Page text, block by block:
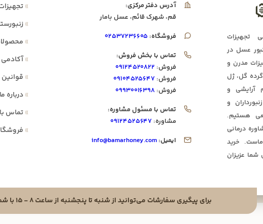
»
»
»
»آکادمی
»
» درباره ما
»تماس
»
آدرس دفتر مرکزی:
قم، شهرک قائم، عسل بامار
فروشگاه: ۰۲۵۳۷۲۳۶۶۰۵
تماس با بخش فروش:
فروش: ۰۹۱۲۴۵۲۰۸۲۲
فروش: ۰۹۱۰۴۵۲۵۶۴۷
فروش: ۰۹۹۳۰۰۱۶۳۹۸
تماس با مسئول مشاوره:
مشاوره: ۰۹۱۲۴۵۲۵۶۴۷
ایمیل: info@bamarhoney.com
تجهیزات
عسل در
مدرن و
گل، ژل
آرایشی و
و
هستیم.
درمانی
خرید
عزیزان
برای پیگیری سفارشات می‌توانید از شنبه تا پنجشنبه از ساعت ۸ - ۱۵ با شماره